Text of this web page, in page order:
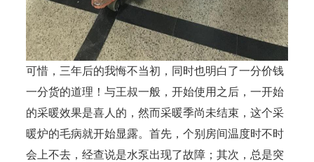
可惜，三年后的我悔不当初，同时也明白了一分价钱
一分货的道理！与王叔一般，开始使用之后，一开始
的采暖效果是喜人的，然而采暖季尚未结束，这个采
暖炉的毛病就开始显露。首先，个别房间温度时不时
会上不去，经查说是水泵出现了故障；其次，总是突